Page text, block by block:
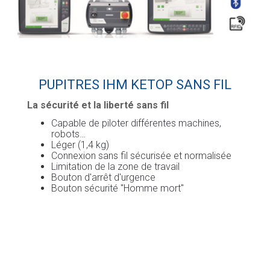
PUPITRES IHM KETOP SANS FIL
La sécurité et la liberté sans fil
Capable de piloter différentes machines,
robots…
Léger (1,4 kg)
Connexion sans fil sécurisée et normalisée
Limitation de la zone de travail
Bouton d'arrêt d'urgence
Bouton sécurité "Homme mort"